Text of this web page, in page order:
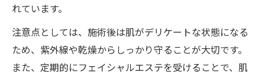
れています。
注意点としては、施術後は肌がデリケートな状態になる
ため、紫外線や乾燥からしっかり守ることが大切です。
また、定期的にフェイシャルエステを受けることで、肌